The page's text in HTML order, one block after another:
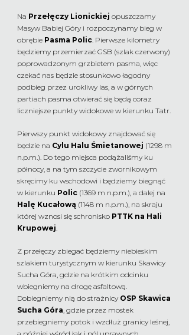
Na Przełęczy Lionickiej opuszczamy
Masyw Babiej Góry i rozpoczynamy bieg w
obrębie Pasma Polic. Pierwsze kilometry
będziemy przemierzać GSB (szlak czerwony)
poprowadzonym grzbietem pasma, więc
czekać nas będzie stosunkowo łagodny
podbieg przez urokliwy las, a w górnych
partiach pasma otwierać się będą coraz
liczniejsze punkty widokowe w kierunku Tatr.
Pierwszy punkt widokowy znajdować się
będzie na Cylu Halu Śmietanowej (1298 m
n.p.m.). Do tego miejsca podążaliśmy ku
północy, a na tym szczycie zwornikowym
skręcimy ku wschodowi i będziemy biegnąć
w kierunku Polic (1369 m n.p.m.), a dalej na
Halę Kucałową (1148 m n.p.m.), na skraju
której wznosi się schronisko PTTK na Hali
Krupowej.
Z przełęczy zbiegać będziemy niebieskim
szlakiem turystycznym w kierunku Skawicy
Sucha Góra, gdzie na krótkim odcinku
wbiegniemy na drogę asfaltową.
Dobiegniemy nią do strażnicy OSP Skawica
Sucha Góra, gdzie przez mostek
przebiegniemy potok i wzdłuż granicy leśnej,